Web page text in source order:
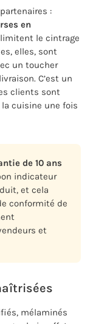
:
en
le cintrage
elles, sont
un toucher
C’est un
clients sont
cuisine une fois
de 10 ans
indicateur
et cela
conformité de
et
mélaminés